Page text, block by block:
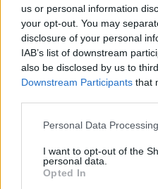
us or personal information
your opt-out. You may
disclosure of your personal
IAB’s list of downstream
also be disclosed by us to
Downstream Participants that
Personal Data
I want to opt-out of the
personal data.
Opted In
και η στήριξη του
06/08/2026 - 09:25 ΑΘΛΗΤΙΣΜΟΣ
Metlen: Ρεκόρ EBITDA
εκατ. ευρώ – Καθαρά
Ιός Δυτικού Νείλου: Στα
θάνατοι
06/08/2026 - 08:54